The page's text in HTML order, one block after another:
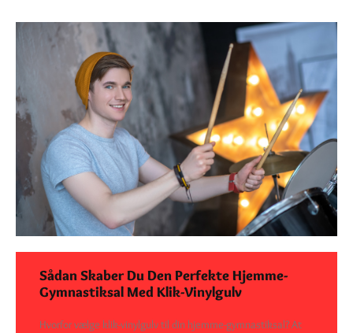
Sådan Skaber Du Den Perfekte Hjemme-
Gymnastiksal Med Klik-Vinylgulv
Hvorfor vælge klik-vinylgulv til din hjemme-gymnastiksal? At